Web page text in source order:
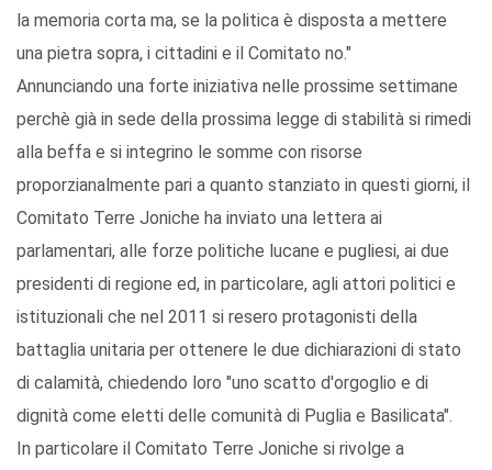
la memoria corta ma, se la politica è disposta a mettere
una pietra sopra, i cittadini e il Comitato no."
Annunciando una forte iniziativa nelle prossime settimane
perchè già in sede della prossima legge di stabilità si rimedi
alla beffa e si integrino le somme con risorse
proporzianalmente pari a quanto stanziato in questi giorni, il
Comitato Terre Joniche ha inviato una lettera ai
parlamentari, alle forze politiche lucane e pugliesi, ai due
presidenti di regione ed, in particolare, agli attori politici e
istituzionali che nel 2011 si resero protagonisti della
battaglia unitaria per ottenere le due dichiarazioni di stato
di calamità, chiedendo loro "uno scatto d'orgoglio e di
dignità come eletti delle comunità di Puglia e Basilicata".
In particolare il Comitato Terre Joniche si rivolge a